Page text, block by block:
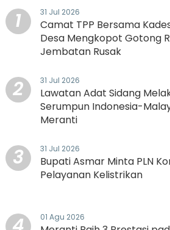
1 31 Jul 2026
Camat TPP Bersama
Desa Mengkopot Gotong
Jembatan Rusak
2 31 Jul 2026
Lawatan Adat Sidang
Serumpun Indonesia-
Meranti
3 31 Jul 2026
Bupati Asmar Minta PLN
Pelayanan Kelistrikan
01 Agu 2026